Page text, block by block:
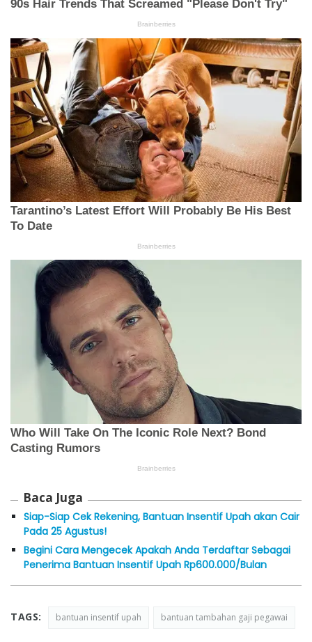
Baca Juga
Siap-Siap Cek Rekening, Bantuan Insentif Upah akan Cair
Pada 25 Agustus!
Begini Cara Mengecek Apakah Anda Terdaftar Sebagai
Penerima Bantuan Insentif Upah Rp600.000/Bulan
TAGS: bantuan insentif upah bantuan tambahan gaji pegawai